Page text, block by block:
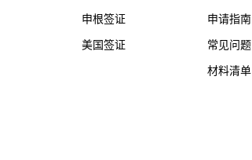
申根签证
美国签证
申请指南
常见问题
材料清单